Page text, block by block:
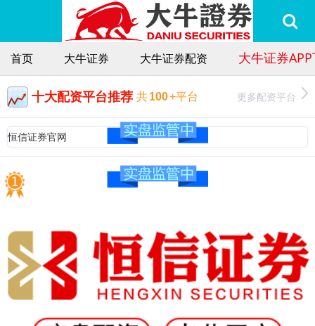
首页 大牛证券 大牛证券配资 大牛证券
十大配资平台推荐 共100+平台 更多配资平台
恒信证券官网